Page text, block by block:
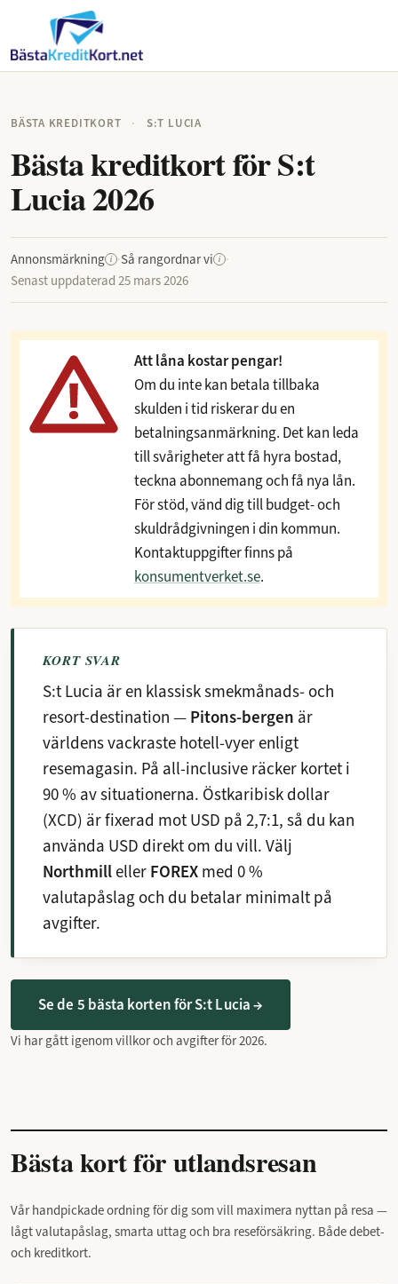
BÄSTA KREDITKORT · S:T LUCIA
Bästa kreditkort för S:t
Lucia 2026
Annonsmärkning i ·Så rangordnar vi i ·
Senast uppdaterad 25 mars 2026
Att låna kostar pengar!
Om du inte kan betala tillbaka
skulden i tid riskerar du en
betalningsanmärkning. Det kan leda
till svårigheter att få hyra bostad,
teckna abonnemang och få nya lån.
För stöd, vänd dig till budget- och
skuldrådgivningen i din kommun.
Kontaktuppgifter finns på
konsumentverket.se.
KORT SVAR
S:t Lucia är en klassisk smekmånads- och
resort-destination — Pitons-bergen är
världens vackraste hotell-vyer enligt
resemagasin. På all-inclusive räcker kortet i
90 % av situationerna. Östkaribisk dollar
(XCD) är fixerad mot USD på 2,7:1, så du kan
använda USD direkt om du vill. Välj
Northmill eller FOREX med 0 %
valutapåslag och du betalar minimalt på
avgifter.
Se de 5 bästa korten för S:t Lucia →
Vi har gått igenom villkor och avgifter för 2026.
Bästa kort för utlandsresan
Vår handpickade ordning för dig som vill maximera nyttan på resa —
lågt valutapåslag, smarta uttag och bra reseförsäkring. Både debet-
och kreditkort.